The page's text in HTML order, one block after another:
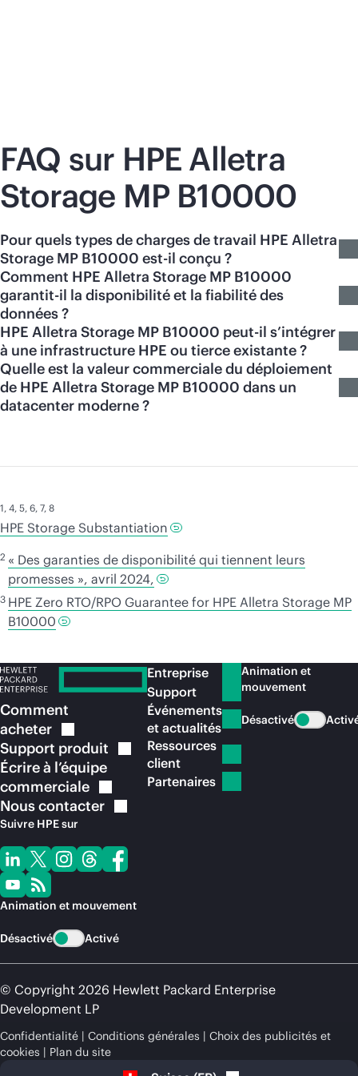
FAQ sur HPE Alletra
Storage MP B10000
Pour quels types de charges de travail HPE Alletra
Storage MP B10000 est-il conçu ?
Comment HPE Alletra Storage MP B10000
garantit-il la disponibilité et la fiabilité des
données ?
HPE Alletra Storage MP B10000 peut-il s’intégrer
à une infrastructure HPE ou tierce existante ?
Quelle est la valeur commerciale du déploiement
de HPE Alletra Storage MP B10000 dans un
datacenter moderne ?
1, 4, 5, 6, 7, 8
HPE Storage Substantiation
2 « Des garanties de disponibilité qui tiennent leurs
promesses », avril 2024,
3 HPE Zero RTO/RPO Guarantee for HPE Alletra Storage MP
B10000
Comment
acheter
Support produit
Écrire à l’équipe
commerciale
Nouscontacter
Suivre HPE sur
Animation et mouvement
Désactivé Activé
Entreprise
Support
Événements
et actualités
Ressources
client
Partenaires
Animation et
mouvement
Désactivé
© Copyright 2026 Hewlett Packard Enterprise
Development LP
Confidentialité Conditions générales
Choix des publicités et
cookies
Plan du site